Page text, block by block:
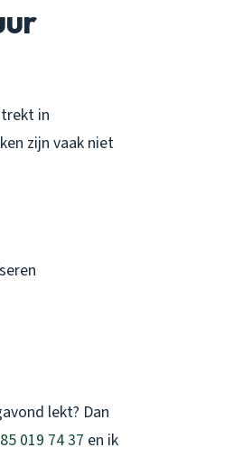
in
zijn vaak niet
lekt? Dan
019 74 37 en ik